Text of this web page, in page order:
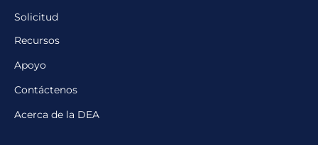
Solicitud
Recursos
Apoyo
Contáctenos
Acerca de la DEA